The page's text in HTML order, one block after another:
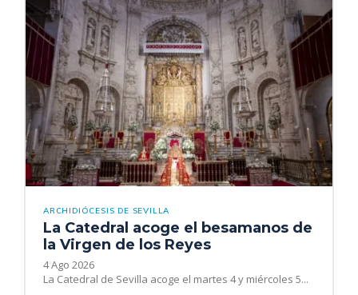
ARCHIDIÓCESIS DE SEVILLA
La Catedral acoge el besamanos de
la Virgen de los Reyes
4 Ago 2026
La Catedral de Sevilla acoge el martes 4 y miércoles 5...